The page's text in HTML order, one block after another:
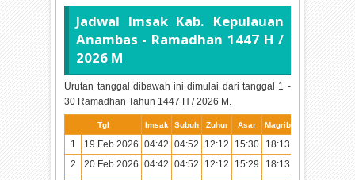
Jadwal Imsak Kab. Kepulauan
Anambas - Ramadhan 1447 H /
2026 M
Urutan tanggal dibawah ini dimulai dari tanggal 1 -
30 Ramadhan Tahun 1447 H / 2026 M.
Tgl Imsak Subuh Zuhur Asar Magrib Isya
1 19 Feb 2026 04:42 04:52 12:12 15:30 18:13
19:22
2
20 Feb 2026 04:42 04:52 12:12 15:29 18:13
19:22